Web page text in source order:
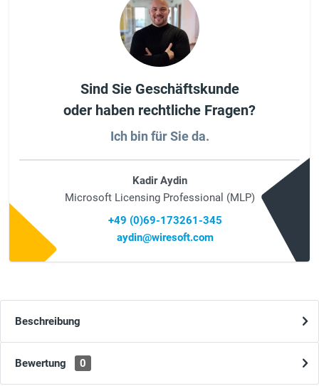
Sind Sie Geschäftskunde
oder haben rechtliche Fragen?
Ich bin für Sie da.
Kadir Aydin
Microsoft Licensing Professional (MLP)
+49 (0)69-173261-345
aydin@wiresoft.com
Beschreibung
Bewertung 0